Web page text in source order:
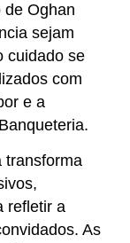
de Oghan
sejam
cuidado se
com
e a
transforma
refletir a
As